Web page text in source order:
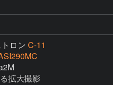
ロン C-11
拡大撮影